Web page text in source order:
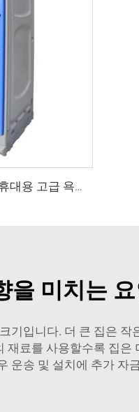
2025년 간편 설치 공용 화장실 휴대용 고급 욕실 휴대용 화장실 및 샤워실 야외 화장실 휴대용
을 미치는
입니다. 더 큰 집은
료를 사용할수록 집은
운송 및 설치에 추가 자